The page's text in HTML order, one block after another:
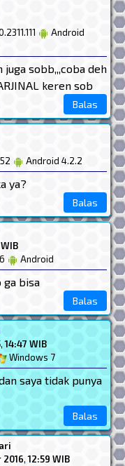
Android
sobb,,,coba deh
keren sob
Balas
Android 4.2.2
ya?
Balas
Android
ga bisa
Balas
,14:47 WIB
Windows 7
saya tidak punya
Balas
2016,12:59 WIB